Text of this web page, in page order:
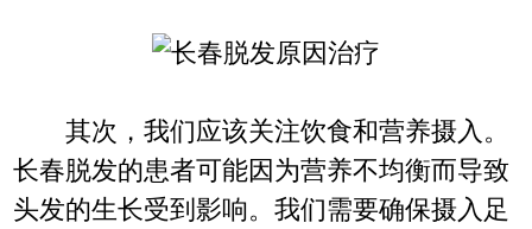
其次，我们应该关注饮食和营养摄入。
长春脱发的患者可能因为营养不均衡而导致
头发的生长受到影响。我们需要确保摄入足